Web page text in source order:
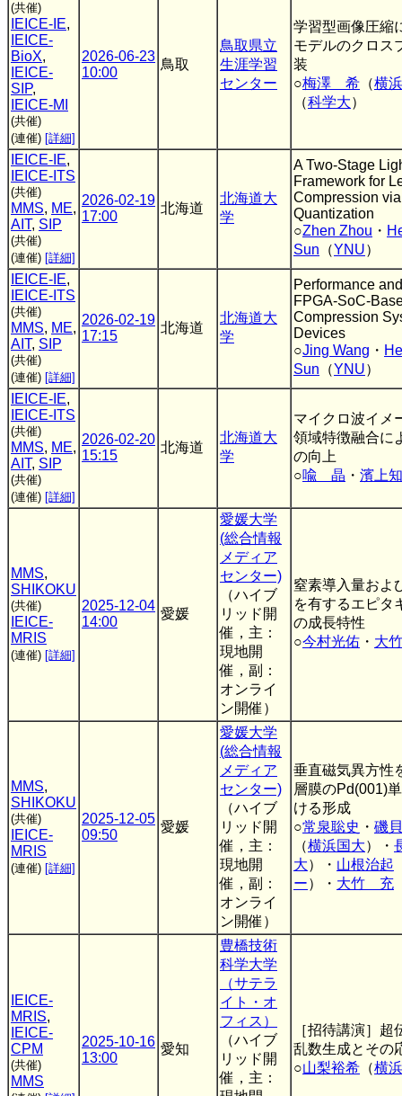
(共催)
IEICE-IE,
IEICE-
BioX,
IEICE-
SIP,
IEICE-MI
(共催)
(連催) [詳細]
2026-06-23
10:00
鳥取
鳥取県立
生涯学習
センター
学習型画像圧縮
モデルのクロス
装
○梅澤 希 （横
（科学大）
IEICE-IE,
IEICE-ITS
(共催)
MMS, ME,
AIT, SIP
(共催)
(連催) [詳細]
2026-02-19
17:00
北海道
北海道大
学
A Two-Stage
Framework for
Compression
Quantization
○Zhen Zhou ・
Sun （YNU）
IEICE-IE,
IEICE-ITS
(共催)
MMS, ME,
AIT, SIP
(共催)
(連催) [詳細]
2026-02-19
17:15
北海道
北海道大
学
Performance
FPGA-SoC-
Compression
Devices
○Jing Wang ・
Sun （YNU）
IEICE-IE,
IEICE-ITS
(共催)
MMS, ME,
AIT, SIP
(共催)
(連催) [詳細]
2026-02-20
15:15
北海道
北海道大
学
マイクロ波イメ
領域特徴融合に
の向上
○喩 晶 ・ 濱上
MMS,
SHIKOKU
(共催)
IEICE-
MRIS
(連催) [詳細]
2025-12-04
14:00
愛媛
愛媛大学
(総合情報
メディア
センター)
（ハイブ
リッド開
催，主：
現地開
催，副：
オンライ
ン開催）
窒素導入量およ
を有するエピタ
の成長特性
○今村光佑 ・ 大
MMS,
SHIKOKU
(共催)
IEICE-
MRIS
(連催) [詳細]
2025-12-05
09:50
愛媛
愛媛大学
(総合情報
メディア
センター)
（ハイブ
リッド開
催，主：
現地開
催，副：
オンライ
ン開催）
垂直磁気異方性
層膜のPd(001)
ける形成
○常泉聡史 ・ 磯
（横浜国大）・
大）・ 山根治起
ー）・ 大竹 充
IEICE-
MRIS,
IEICE-
CPM
(共催)
MMS
2025-10-16
13:00
愛知
豊橋技術
科学大学
（サテラ
イト・オ
フィス）
（ハイブ
リッド開
催，主：
［招待講演］
乱数生成とその
○山梨裕希 （横